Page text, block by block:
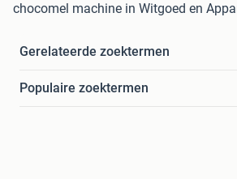
chocomel machine in Witgoed en
Gerelateerde zoektermen
Populaire zoektermen